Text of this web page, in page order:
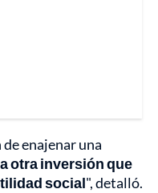
enajenar una
otra inversión que
social", detalló.